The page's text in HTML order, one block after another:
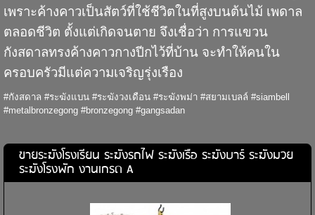
เพราะค้างคาวเป็นสัตว์ที่ใช้ชีวิตในที่สูงบนต้นไม้ เพดาล
ตลอดชีวิต ตั้งแต่เกิดจนตาย จึงเชื่อว่า การแขวน
กังสดาลทรงค้างคาวกางปีกไว้ที่บ้าน จะทำให้คนใน
ครอบครัวมีแต่ความเจริญรุ่งเรือง
#กังสดาล #ระฆังแบน #ระฆังวงเดือน #ระฆังพม่า #สยามเบลล์ #siambell
#metalbronzegong #bronzegong #gangsadan
ขายระฆังโรงเรียน ระฆังรถไฟ ระฆังเรือ ระฆังบาร์ ระฆังมวย
ระฆังโรงพัก งานเกรด A